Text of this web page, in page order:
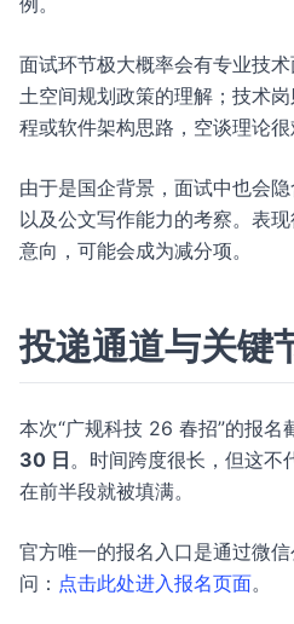
面试环节极大概率会有专业技
土空间规划政策的理解；技术
程或软件架构思路，空谈理论很
由于是国企背景，面试中也会
以及公文写作能力的考察。表
意向，可能会成为减分项。
投递通道与关键
本次“广规科技 26 春招”的报名
30 日。时间跨度很长，但这不
在前半段就被填满。
官方唯一的报名入口是通过微
问： 点击此处进入报名页面。